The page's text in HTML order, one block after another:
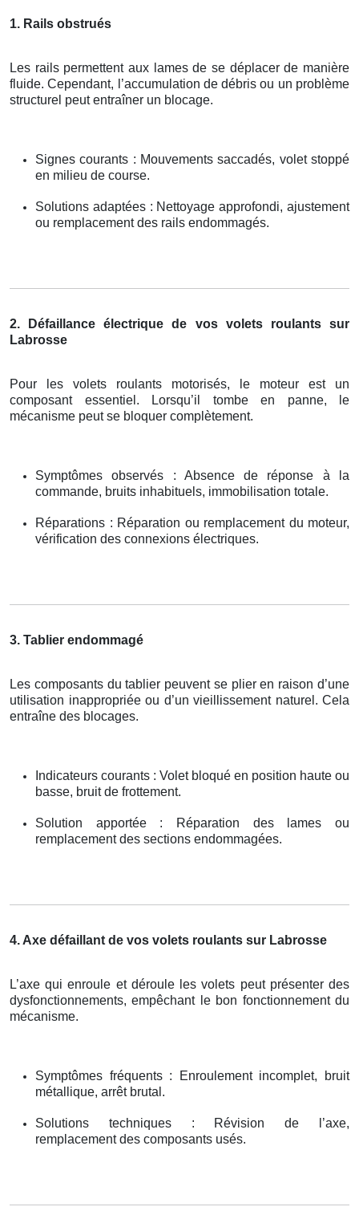
1. Rails obstrués
Les rails permettent aux lames de se déplacer de manière
fluide. Cependant, l’accumulation de débris ou un problème
structurel peut entraîner un blocage.
Signes courants : Mouvements saccadés, volet stoppé
en milieu de course.
Solutions adaptées : Nettoyage approfondi, ajustement
ou remplacement des rails endommagés.
2. Défaillance électrique de vos volets roulants sur
Labrosse
Pour les volets roulants motorisés, le moteur est un
composant essentiel. Lorsqu’il tombe en panne, le
mécanisme peut se bloquer complètement.
Symptômes observés : Absence de réponse à la
commande, bruits inhabituels, immobilisation totale.
Réparations : Réparation ou remplacement du moteur,
vérification des connexions électriques.
3. Tablier endommagé
Les composants du tablier peuvent se plier en raison d’une
utilisation inappropriée ou d’un vieillissement naturel. Cela
entraîne des blocages.
Indicateurs courants : Volet bloqué en position haute ou
basse, bruit de frottement.
Solution apportée : Réparation des lames ou
remplacement des sections endommagées.
4. Axe défaillant de vos volets roulants sur Labrosse
L’axe qui enroule et déroule les volets peut présenter des
dysfonctionnements, empêchant le bon fonctionnement du
mécanisme.
Symptômes fréquents : Enroulement incomplet, bruit
métallique, arrêt brutal.
Solutions techniques : Révision de l’axe,
remplacement des composants usés.